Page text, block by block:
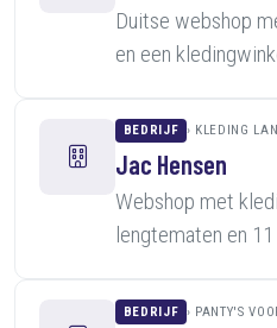
Duitse webshop
en een
BEDRIJF KLEDING
Jac Hensen
Webshop met
lengtematen en
BEDRIJF PANTY'S